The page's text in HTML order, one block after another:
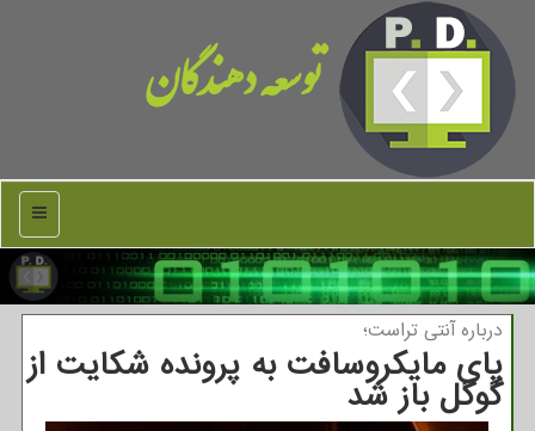
توسعه دهندگان
منو
درباره آنتی تراست؛
پای مایکروسافت به پرونده شکایت از
گوگل باز شد